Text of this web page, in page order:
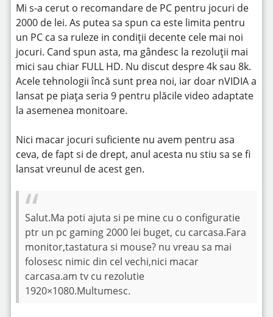
Mi s-a cerut o recomandare de PC pentru jocuri de
2000 de lei. As putea sa spun ca este limita pentru
un PC ca sa ruleze in condiții decente cele mai noi
jocuri. Cand spun asta, ma gândesc la rezoluții mai
mici sau chiar FULL HD. Nu discut despre 4k sau 8k.
Acele tehnologii încă sunt prea noi, iar doar nVIDIA a
lansat pe piața seria 9 pentru plăcile video adaptate
la asemenea monitoare.
Nici macar jocuri suficiente nu avem pentru asa
ceva, de fapt si de drept, anul acesta nu stiu sa se fi
lansat vreunul de acest gen.
Salut.Ma poti ajuta si pe mine cu o configuratie
ptr un pc gaming 2000 lei buget, cu carcasa.Fara
monitor,tastatura si mouse? nu vreau sa mai
folosesc nimic din cel vechi,nici macar
carcasa.am tv cu rezolutie
1920×1080.Multumesc.